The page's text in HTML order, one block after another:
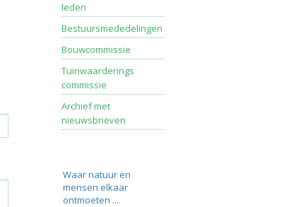
leden
Bestuursmededelingen
Bouwcommissie
Tuinwaarderings
commissie
Archief met
nieuwsbrieven
Waar natuur en
mensen elkaar
ontmoeten ....